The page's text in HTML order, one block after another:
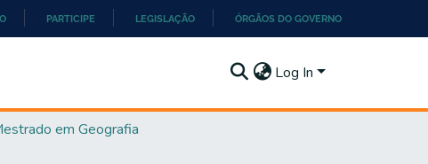
PARTICIPE LEGISLAÇÃO ÓRGÃOS DO GOVERNO
Log In
em Geografia